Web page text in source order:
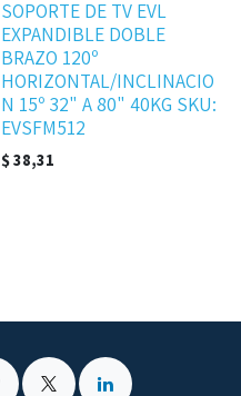
SOPORTE DE TV EVL
EXPANDIBLE DOBLE
BRAZO 120º
HORIZONTAL/INCLINACIO
N 15º 32" A 80" 40KG SKU:
EVSFM512
$38,31